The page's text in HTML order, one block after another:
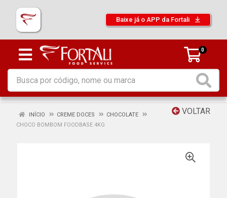
Baixe já o APP da Fortali
0
VOLTAR
INÍCIO CREME DOCES
CHOCOLATE
CHOCO BOMBOM FOODBASE 4KG